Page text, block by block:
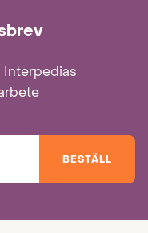
Interpedias
BESTÄLL